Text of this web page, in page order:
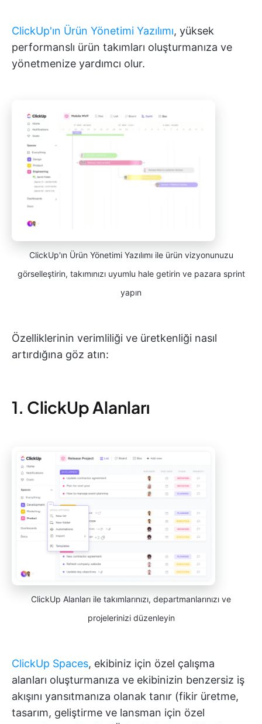
ClickUp'ın Ürün Yönetimi Yazılımı, yüksek
performanslı ürün takımları oluşturmanıza ve
yönetmenize yardımcı olur.
ClickUp'ın Ürün Yönetimi Yazılımı ile ürün vizyonunuzu
görselleştirin, takımınızı uyumlu hale getirin ve pazara sprint
yapın
Özelliklerinin verimliliği ve üretkenliği nasıl
artırdığına göz atın:
1. ClickUp Alanları
ClickUp Alanları ile takımlarınızı, departmanlarınızı ve
projelerinizi düzenleyin
ClickUp Spaces, ekibiniz için özel çalışma
alanları oluşturmanıza ve ekibinizin benzersiz iş
akışını yansıtmanıza olanak tanır (fikir üretme,
tasarım, geliştirme ve lansman için özel